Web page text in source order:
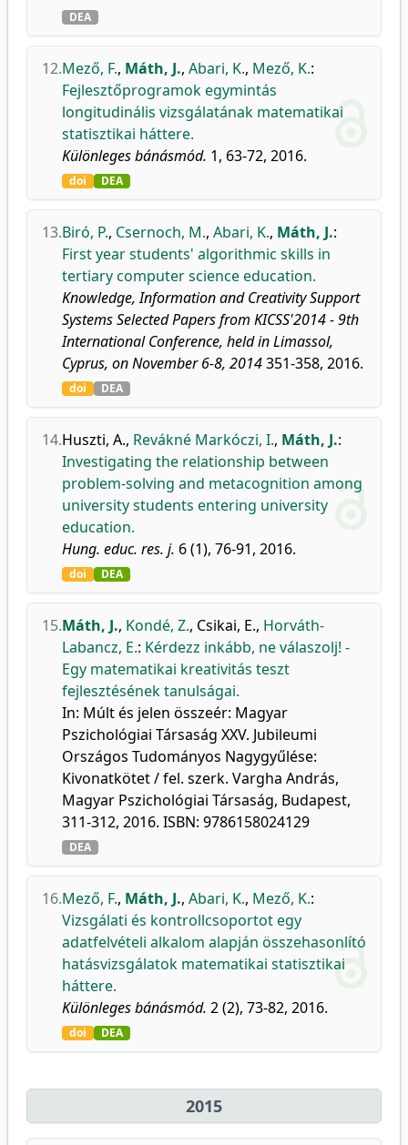
DEA
12.Mező, F., Máth, J., Abari, K., Mező, K.:
Fejlesztőprogramok egymintás
longitudinális vizsgálatának matematikai
statisztikai háttere.
Különleges bánásmód. 1, 63-72, 2016.
doi DEA
13.Biró, P., Csernoch, M., Abari, K., Máth, J.:
First year students' algorithmic skills in
tertiary computer science education.
Knowledge, Information and Creativity Support
Systems Selected Papers from KICSS'2014 - 9th
International Conference, held in Limassol,
Cyprus, on November 6-8, 2014351-358, 2016.
doi DEA
14.Huszti, A., Revákné Markóczi, I., Máth, J.:
Investigating the relationship between
problem-solving and metacognition among
university students entering university
education.
Hung. educ. res. j. 6 (1), 76-91, 2016.
doi DEA
15.Máth, J., Kondé, Z., Csikai, E., Horváth-
Labancz, E.: Kérdezz inkább, ne válaszolj! -
Egy matematikai kreativitás teszt
fejlesztésének tanulságai.
In: Múlt és jelen összeér: Magyar
Pszichológiai Társaság XXV. Jubileumi
Országos Tudományos Nagygyűlése:
Kivonatkötet / fel. szerk. Vargha András,
Magyar Pszichológiai Társaság, Budapest,
311-312, 2016. ISBN: 9786158024129
DEA
16.Mező, F., Máth, J., Abari, K., Mező, K.:
Vizsgálati és kontrollcsoportot egy
adatfelvételi alkalom alapján összehasonlító
hatásvizsgálatok matematikai statisztikai
háttere.
Különleges bánásmód. 2 (2), 73-82, 2016.
doi DEA
2015